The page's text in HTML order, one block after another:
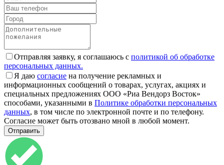
Отправляя заявку, я соглашаюсь с политикой об обработке
персональных данных.
Я даю согласие на получение рекламных и
информационных сообщений о товарах, услугах, акциях и
специальных предложениях ООО «Риа Вендорз Восток»
способами, указанными в Политике обработки персональных
данных, в том числе по электронной почте и по телефону.
Согласие может быть отозвано мной в любой момент.